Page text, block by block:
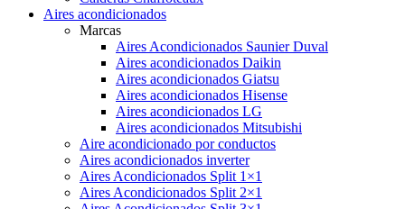
Aires acondicionados
Marcas
Aires Acondicionados Saunier Duval
Aires acondicionados Daikin
Aires acondicionados Giatsu
Aires acondicionados Hisense
Aires acondicionados LG
Aires acondicionados Mitsubishi
Aire acondicionado por conductos
Aires acondicionados inverter
Aires Acondicionados Split 1×1
Aires Acondicionados Split 2×1